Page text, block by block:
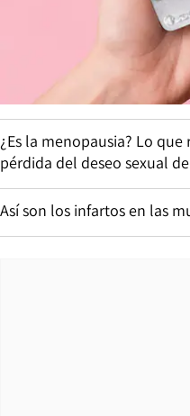
¿Es la menopausia? Lo
pérdida del deseo sexual
Así son los infartos en las